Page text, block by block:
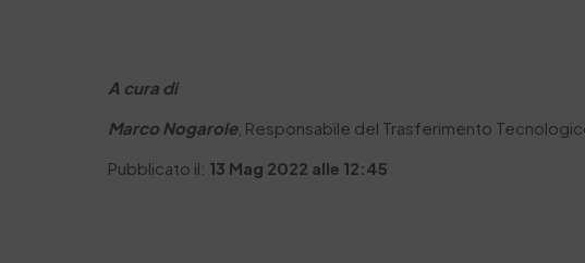
A cura di
Marco Nogarole, Responsabile del Trasferimento
Pubblicato il: 13 Mag 2022 alle 12:45